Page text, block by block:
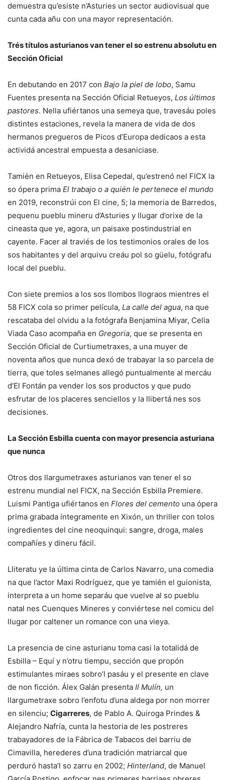
demuestra qu’esiste n’Asturies un sector audiovisual que
cunta cada añu con una mayor representación.
Trés títulos asturianos van tener el so estrenu absolutu en
Sección Oficial
En debutando en 2017 con Bajo la piel de lobo, Samu
Fuentes presenta na Sección Oficial Retueyos, Los últimos
pastores. Nella ufiértanos una semeya que, travesáu poles
distintes estaciones, revela la manera de vida de dos
hermanos pregueros de Picos d’Europa dedicaos a esta
actividá ancestral empuesta a desaniciase.
Tamién en Retueyos, Elisa Cepedal, qu’estrenó nel FICX la
so ópera prima El trabajo o a quién le pertenece el mundo
en 2019, reconstrúi con El cine, 5; la memoria de Barredos,
pequenu pueblu mineru d’Asturies y llugar d’orixe de la
cineasta que ye, agora, un paisaxe postindustrial en
cayente. Facer al traviés de los testimonios orales de los
sos habitantes y del arquivu creáu pol so güelu, fotógrafu
local del pueblu.
Con siete premios a los sos llombos llograos mientres el
58 FICX cola so primer película, La calle del agua, na que
rescataba del olvidu a la fotógrafa Benjamina Miyar, Celia
Viada Caso acompaña en Gregoria, que se presenta en
Sección Oficial de Curtiumetraxes, a una muyer de
noventa años que nunca dexó de trabayar la so parcela de
tierra, que toles selmanes allegó puntualmente al mercáu
d’El Fontán pa vender los sos productos y que pudo
esfrutar de los placeres senciellos y la llibertá nes sos
decisiones.
La Sección Esbilla cuenta con mayor presencia asturiana
que nunca
Otros dos llargumetraxes asturianos van tener el so
estrenu mundial nel FICX, na Sección Esbilla Premiere.
Luismi Pantiga ufiértanos en Flores del cemento una ópera
prima grabada íntegramente en Xixón, un thriller con tolos
ingredientes del cine neoquinqui: sangre, droga, males
compañíes y dineru fácil.
Lliteratu ye la última cinta de Carlos Navarro, una comedia
na que l’actor Maxi Rodríguez, que ye tamién el guionista,
interpreta a un home separáu que vuelve al so pueblu
natal nes Cuenques Mineres y conviértese nel comicu del
llugar por caltener un romance con una vieya.
La presencia de cine asturianu toma casi la totalidá de
Esbilla – Equí y n’otru tiempu, sección que propón
estimulantes miraes sobro’l pasáu y el presente en clave
de non ficción. Álex Galán presenta Il Mulín, un
llargumetraxe sobro l’enfotu d’una aldega por non morrer
en silenciu; Cigarreres, de Pablo A. Quiroga Prindes &
Alejandro Nafría, cunta la hestoria de les postreres
trabayadores de la Fábrica de Tabacos del barriu de
Cimavilla, herederes d’una tradición matriarcal que
perduró hasta’l so zarru en 2002; Hinterland, de Manuel